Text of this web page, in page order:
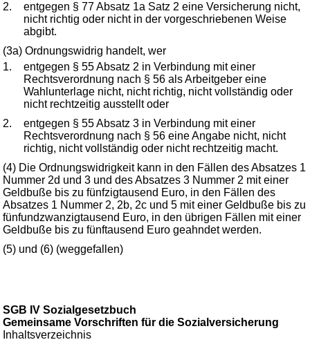
2.
entgegen § 77 Absatz 1a Satz 2 eine Versicherung nicht,
nicht richtig oder nicht in der vorgeschriebenen Weise
abgibt.
(3a) Ordnungswidrig handelt, wer
1.
entgegen § 55 Absatz 2 in Verbindung mit einer
Rechtsverordnung nach § 56 als Arbeitgeber eine
Wahlunterlage nicht, nicht richtig, nicht vollständig oder
nicht rechtzeitig ausstellt oder
2.
entgegen § 55 Absatz 3 in Verbindung mit einer
Rechtsverordnung nach § 56 eine Angabe nicht, nicht
richtig, nicht vollständig oder nicht rechtzeitig macht.
(4) Die Ordnungswidrigkeit kann in den Fällen des Absatzes 1
Nummer 2d und 3 und des Absatzes 3 Nummer 2 mit einer
Geldbuße bis zu fünfzigtausend Euro, in den Fällen des
Absatzes 1 Nummer 2, 2b, 2c und 5 mit einer Geldbuße bis zu
fünfundzwanzigtausend Euro, in den übrigen Fällen mit einer
Geldbuße bis zu fünftausend Euro geahndet werden.
(5) und (6) (weggefallen)
SGB IV Sozialgesetzbuch
Gemeinsame Vorschriften für die Sozialversicherung
Inhaltsverzeichnis